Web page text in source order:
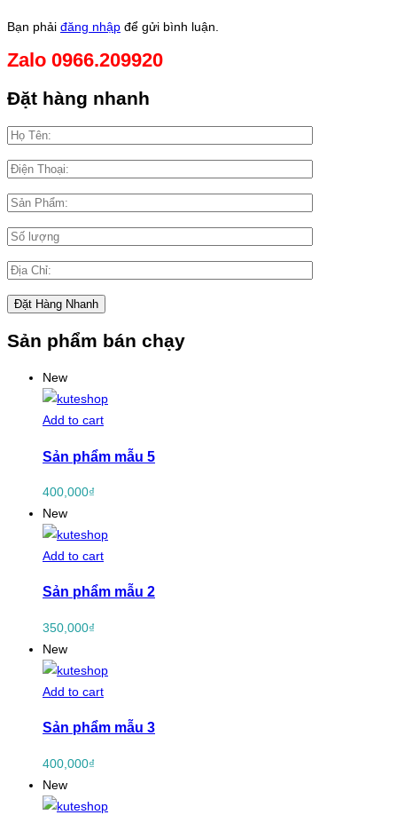
Bạn phải đăng nhập để gửi bình luận.
Zalo 0966.209920
Đặt hàng nhanh
Sản phẩm bán chạy
New
Add to cart
Sản phẩm mẫu 5
400,000₫
New
Add to cart
Sản phẩm mẫu 2
350,000₫
New
Add to cart
Sản phẩm mẫu 3
400,000₫
New